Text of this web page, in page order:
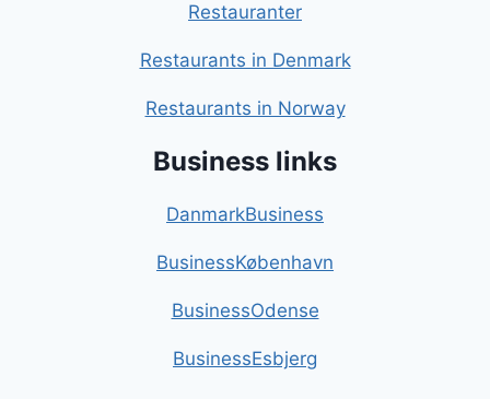
Restauranter
Restaurants in Denmark
Restaurants in Norway
Business links
DanmarkBusiness
BusinessKøbenhavn
BusinessOdense
BusinessEsbjerg